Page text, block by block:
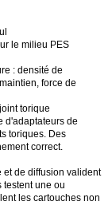
le milieu PES
: densité de
force de
torique
d'adaptateurs de
toriques. Des
correct.
et de diffusion valident
testent une ou
les cartouches non